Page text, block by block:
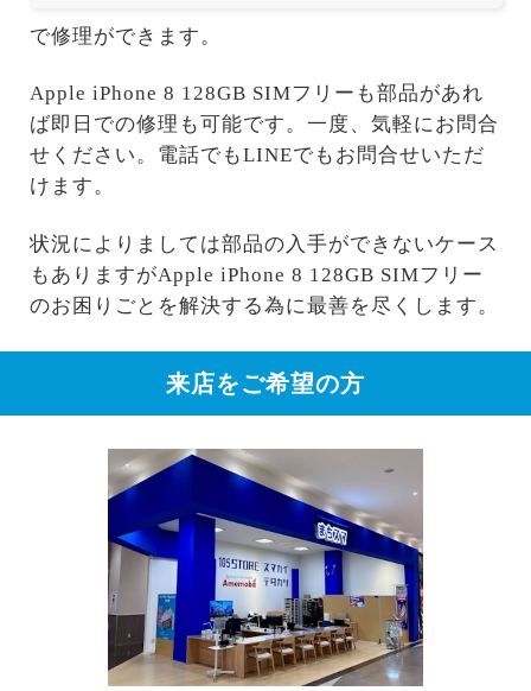
で修理ができます。
Apple iPhone 8 128GB SIMフリーも部品があれ
ば即日での修理も可能です。一度、気軽にお問合
せください。電話でもLINEでもお問合せいただ
けます。
状況によりましては部品の入手ができないケース
もありますがApple iPhone 8 128GB SIMフリー
のお困りごとを解決する為に最善を尽くします。
来店をご希望の方